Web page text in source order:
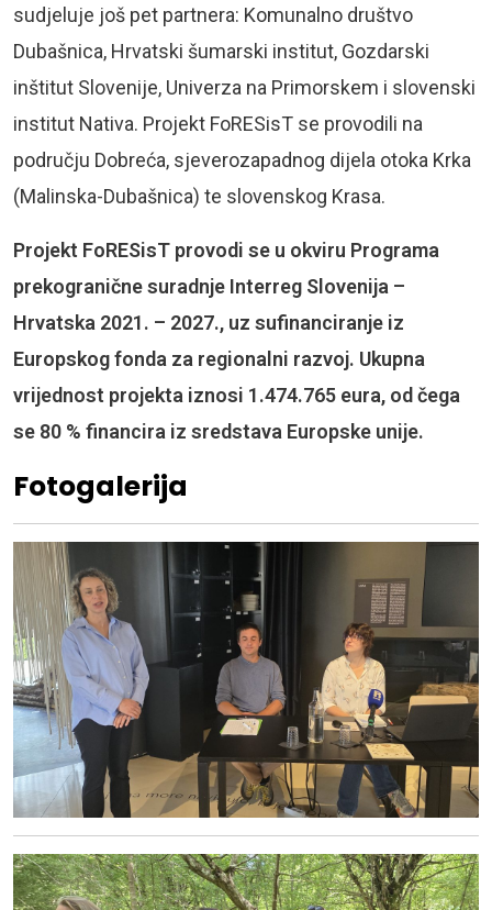
sudjeluje još pet partnera: Komunalno društvo
Dubašnica, Hrvatski šumarski institut, Gozdarski
inštitut Slovenije, Univerza na Primorskem i slovenski
institut Nativa. Projekt FoRESisT se provodili na
području Dobreća, sjeverozapadnog dijela otoka Krka
(Malinska-Dubašnica) te slovenskog Krasa.
Projekt FoRESisT provodi se u okviru Programa
prekogranične suradnje Interreg Slovenija –
Hrvatska 2021. – 2027., uz sufinanciranje iz
Europskog fonda za regionalni razvoj. Ukupna
vrijednost projekta iznosi 1.474.765 eura, od čega
se 80 % financira iz sredstava Europske unije.
Fotogalerija